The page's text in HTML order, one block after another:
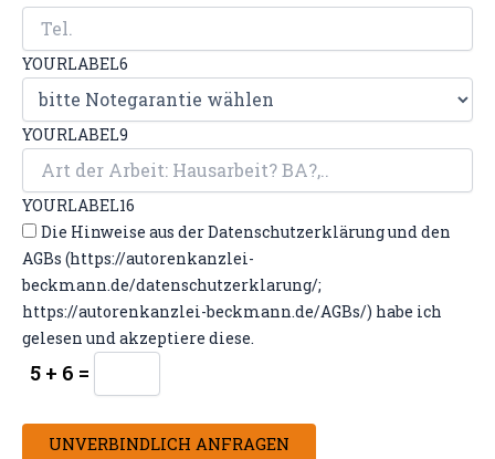
YOURLABEL6
YOURLABEL9
YOURLABEL16
Die Hinweise aus der Datenschutzerklärung und den
AGBs (https://autorenkanzlei-
beckmann.de/datenschutzerklarung/;
https://autorenkanzlei-beckmann.de/AGBs/) habe ich
gelesen und akzeptiere diese.
5 + 6 =
UNVERBINDLICH ANFRAGEN